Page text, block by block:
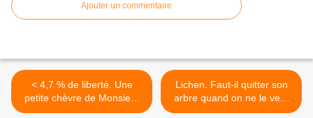
Ajouter un commentaire
< 4,7 % de liberté. Une
petite chèvre de Monsieur
Seguin passée au filtre du
Lichen. Faut-il quitter son
arbre quand on ne le veut
pas ? >